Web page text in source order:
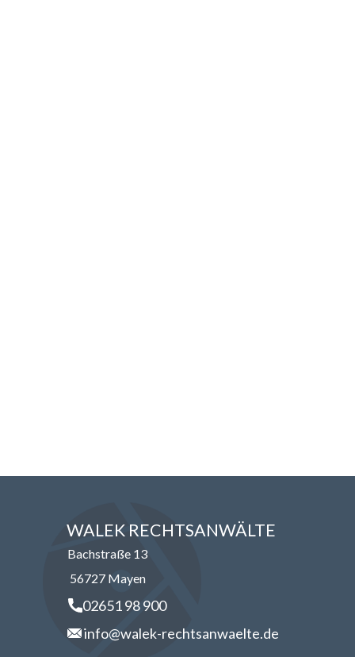
WALEK RECHTSANWÄLT​​E
Bachstraße 13
56727 Mayen
02651 98 900
info@walek-rechtsanwaelte.de